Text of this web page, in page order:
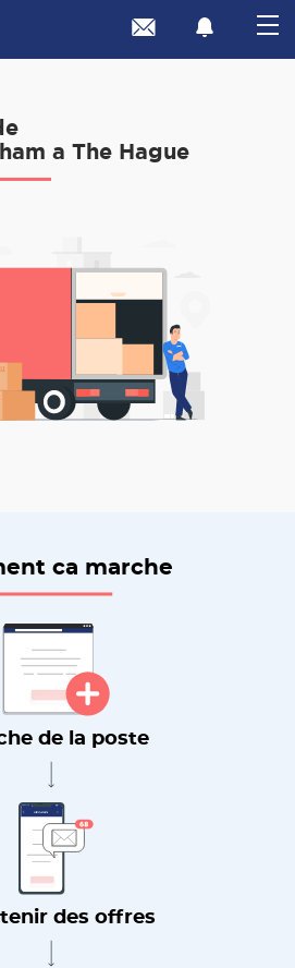
a The Hague
ca marche
de la poste
des offres